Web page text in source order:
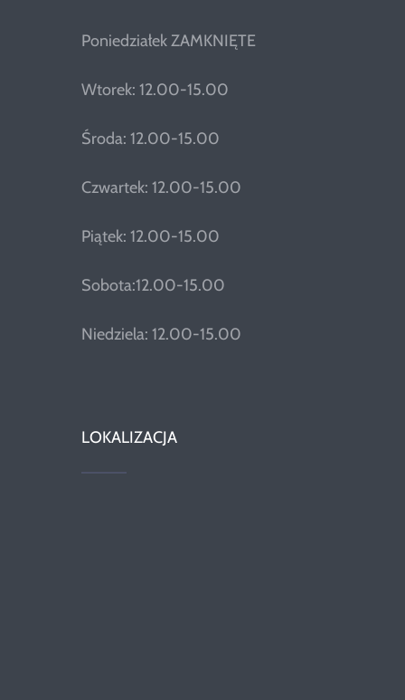
Poniedziałek ZAMKNIĘTE
Wtorek: 12.00-15.00
Środa: 12.00-15.00
Czwartek: 12.00-15.00
Piątek: 12.00-15.00
Sobota:12.00-15.00
Niedziela: 12.00-15.00
LOKALIZACJA